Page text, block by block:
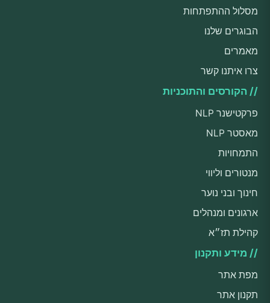
מסלול ההתפתחות
הבוגרים שלנו
מאמרים
צרו איתנו קשר
// הקורסים והתוכניות
פרקטישנר NLP
מאסטר NLP
התמחויות
מנטורים וליווי
חינוך ובני נוער
ארגונים ומנהלים
קהילת תז״א
// מידע ותקנון
מפת אתר
תקנון אתר